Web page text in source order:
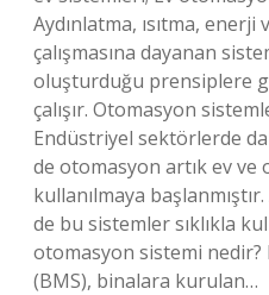
Aydınlatma, ısıtma,
çalışmasına dayanan
oluşturduğu prensiplere
çalışır. Otomasyon
Endüstriyel sektörlerde
de otomasyon artık ev ve
kullanılmaya
de bu sistemler sıklıkla
otomasyon sistemi
(BMS), binalara kurulan…